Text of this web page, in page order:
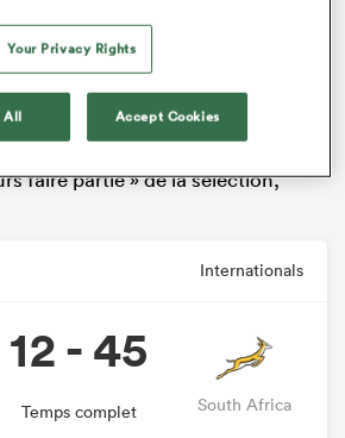
choix pour nous afin de
(…) je soutiendrais ça à 100
faire partie » de la sélection,
Internationals
12 - 45
Temps complet South Africa
Your Privacy Rights
All Accept Cookies